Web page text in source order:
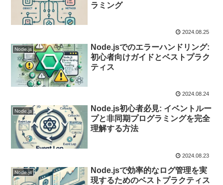
ラミング
2024.08.25
Node.js
Node.jsでのエラーハンドリング:
初心者向けガイドとベストプラク
ティス
2024.08.24
Node.js
Node.js初心者必見: イベントルー
プと非同期プログラミングを完全
理解する方法
2024.08.23
Node.js
Node.jsで効率的なログ管理を実
現するためのベストプラクティス